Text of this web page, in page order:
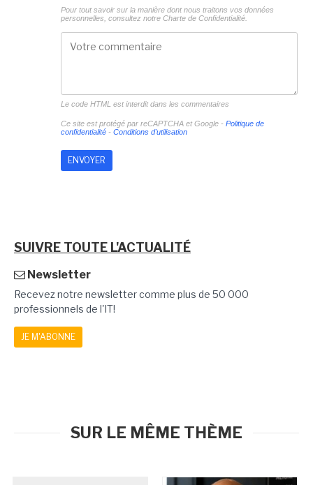
Pour tout savoir sur la manière dont nous traitons vos données
personnelles, consultez notre Charte de Confidentialité.
Le code HTML est interdit dans les commentaires
Ce site est protégé par reCAPTCHA et Google - Politique de
confidentialité- Conditions d'utilisation
SUIVRE TOUTE L'ACTUALITÉ
Newsletter
Recevez notre newsletter comme plus de 50 000
professionnels de l'IT!
JE M'ABONNE
SUR LE MÊME THÈME